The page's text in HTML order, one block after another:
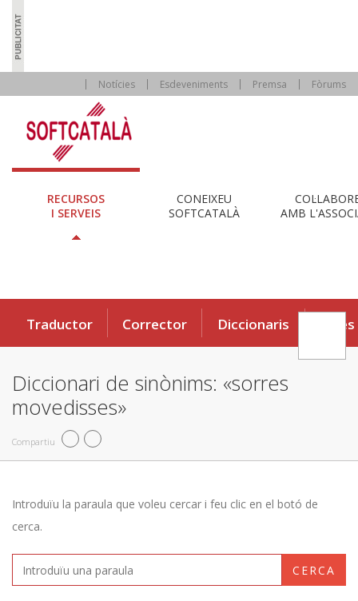
Notícies Esdeveniments Premsa Fòrums
RECURSOS
I SERVEIS
CONEIXEU
SOFTCATALÀ
AMB
Traductor Corrector Diccionaris Eines
Diccionari de sinònims: «sorres
movedisses»
Compartiu
Introduïu la paraula que voleu cercar i feu clic en el botó de
cerca.
CERCA